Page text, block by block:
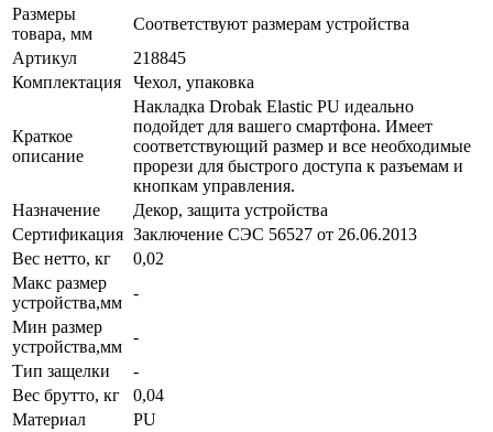
Размеры
товара, мм
Соответствуют размерам устройства
Артикул
218845
Комплектация
Чехол, упаковка
Краткое
описание
Накладка Drobak Elastic PU идеально
подойдет для вашего смартфона. Имеет
соответствующий размер и все необходимые
прорези для быстрого доступа к разъемам и
кнопкам управления.
Назначение
Декор, защита устройства
Сертификация Заключение СЭС 56527 от 26.06.2013
Вес нетто, кг
0,02
Макс размер
устройства,мм
-
Мин размер
устройства,мм
-
Тип защелки
-
Вес брутто, кг
0,04
Материал
PU